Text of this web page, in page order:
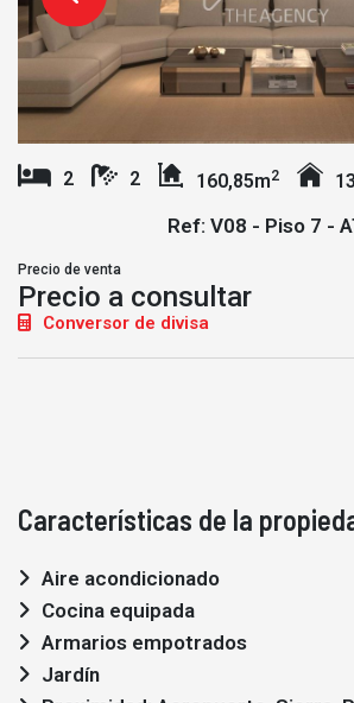
2 2 160,85m2
Ref: V08 - Piso 7 -
Precio de venta
Precio a consultar
Conversor de divisa
Características de la
Aire acondicionado
Cocina equipada
Armarios empotrados
Jardín